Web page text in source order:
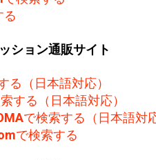
る
ション通販サイト
る（日本語対応）
する（日本語対応）
で検索する（日本語対
で検索する